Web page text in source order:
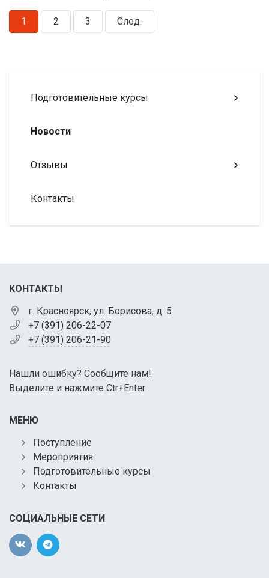
Подготовительные курсы
Новости
Отзывы
Контакты
1 2 3 След.
КОНТАКТЫ
г. Красноярск, ул. Борисова, д. 5
+7 (391) 206-22-07
+7 (391) 206-21-90
Нашли ошибку? Сообщите нам!
Выделите и нажмите Ctr+Enter
МЕНЮ
Поступление
Мероприятия
Подготовительные курсы
Контакты
СОЦИАЛЬНЫЕ СЕТИ